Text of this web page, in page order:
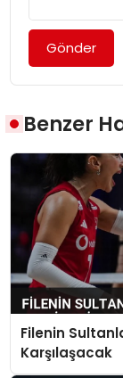
Gönder
Benzer
Filenin
Karşılaşacak